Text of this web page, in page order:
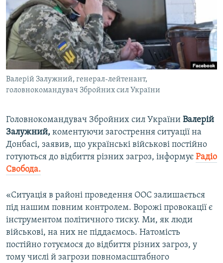
ВІДЕОУРОКИ «ELIFBE»
СВІДЧЕННЯ ОКУПАЦІЇ
УКРАЇНСЬКА ПРОБЛЕМА КРИМУ
ІНФОГРАФІКА
Русский
Qırımtatar
ДОЛУЧАЙСЯ!
Валерій Залужний, генерал-лейтенант,
головнокомандувач Збройних сил України
Головнокомандувач Збройних сил України Валерій
Залужний, коментуючи загострення ситуації на
Донбасі, заявив, що українські військові постійно
готуються до відбиття різних загроз, інформує Радіо
Свобода.
«Ситуація в районі проведення ООС залишається
під нашим повним контролем. Ворожі провокації є
інструментом політичного тиску. Ми, як люди
військові, на них не піддаємось. Натомість
постійно готуємося до відбиття різних загроз, у
тому числі й загрози повномасштабного